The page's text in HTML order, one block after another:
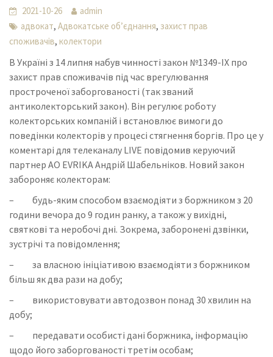
2021-10-26
admin
адвокат, Адвокатське об’єднання, захист прав
споживачів, колектори
В Україні з 14 липня набув чинності закон №1349-IX про
захист прав споживачів під час врегулювання
простроченої заборгованості (так званий
антиколекторський закон). Він регулює роботу
колекторських компаній і встановлює вимоги до
поведінки колекторів у процесі стягнення боргів. Про це у
коментарі для телеканалу LIVE повідомив керуючий
партнер АО EVRIKA Андрій Шабельніков. Новий закон
забороняє колекторам:
– будь-яким способом взаємодіяти з боржником з 20
години вечора до 9 годин ранку, а також у вихідні,
святкові та неробочі дні. Зокрема, заборонені дзвінки,
зустрічі та повідомлення;
– за власною ініціативою взаємодіяти з боржником
більш як два рази на добу;
– використовувати автодозвон понад 30 хвилин на
добу;
– передавати особисті дані боржника, інформацію
щодо його заборгованості третім особам;